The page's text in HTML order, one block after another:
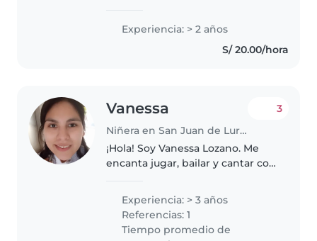
estimular para su desarrollo
intelectual. - Tengo paciencia, así
mismo soy divertida. - Me gusta
Experiencia: > 2 años
S/ 20.00/hora
Vanessa
Niñera en San Juan de Lurigancho
3
¡Hola! Soy Vanessa Lozano. Me
encanta jugar, bailar y cantar con
experiencia cuidando bebés y
niños. -Les presto atención, me
siento cómoda con ellos...
Experiencia: > 3 años
Referencias: 1
Tiempo promedio de